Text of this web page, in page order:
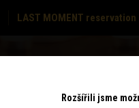
LAST MOMENT reservation
Rozšířili jsme